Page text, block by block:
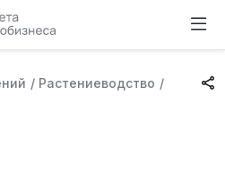
/ Растениеводство /